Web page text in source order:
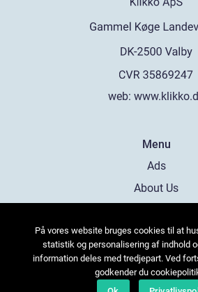
web:
Menu
Ads
About Us
Contact
Sitemap
På vores website bruges cookies til at
statistik og personalisering af indhold
information deles med tredjepart. Ved
godkender du